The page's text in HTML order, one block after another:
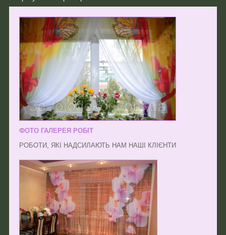
ФОТО ГАЛЕРЕЯ РОБІТ
РОБОТИ, ЯКІ НАДСИЛАЮТЬ НАМ НАШІ КЛІЄНТИ